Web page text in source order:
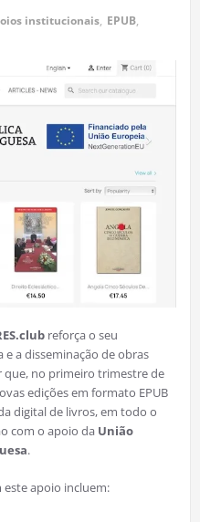
institucionais, EPUB,
reforça o seu
a disseminação de obras
que, no primeiro trimestre de
edições em formato EPUB
digital de livros, em todo o
com o apoio da União
.
apoio incluem: